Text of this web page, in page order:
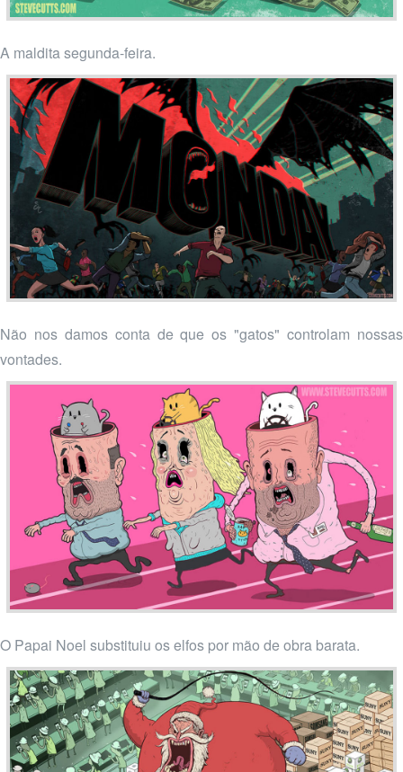
A maldita segunda-feira.
Não nos damos conta de que os "gatos" controlam nossas
vontades.
O Papai Noel substituiu os elfos por mão de obra barata.